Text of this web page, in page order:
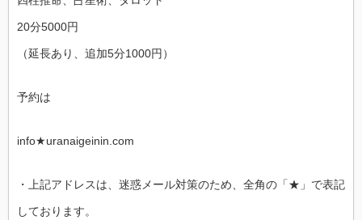
20分5000円
（延長あり、追加5分1000円）
予約は
info★uranaigeinin.com
・上記アドレスは、迷惑メール対策のため、全角の「★」で表記
しております。